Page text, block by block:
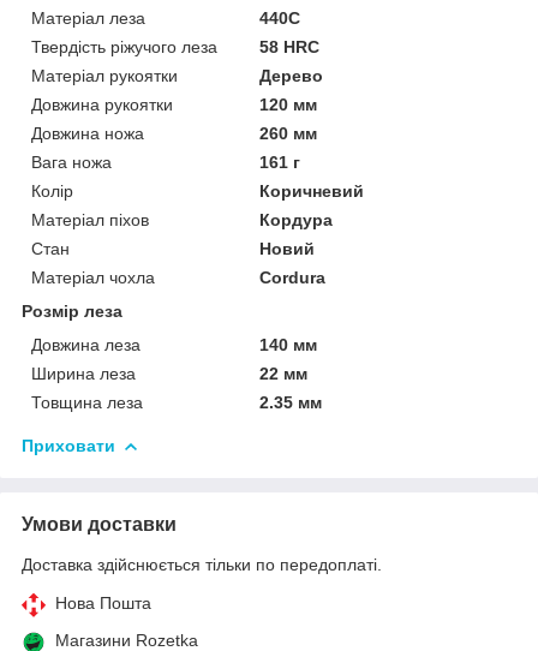
Матеріал леза
440C
Твердість ріжучого леза
58 HRC
Матеріал рукоятки
Дерево
Довжина рукоятки
120 мм
Довжина ножа
260 мм
Вага ножа
161 г
Колір
Коричневий
Матеріал піхов
Кордура
Стан
Новий
Матеріал чохла
Cordura
Розмір леза
Довжина леза
140 мм
Ширина леза
22 мм
Товщина леза
2.35 мм
Приховати
Умови доставки
Доставка здійснюється тільки по передоплаті.
Нова Пошта
Магазини Rozetka